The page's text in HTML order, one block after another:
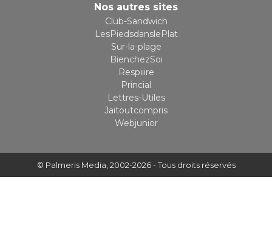
Nos autres sites
Club-Sandwich
LesPiedsdanslePlat
Sur-la-plage
BienchezSoi
Respiiire
Princial
Lettres-Utiles
Jaitoutcompris
Webjunior
© Palmeris Media , 2002-2026 - Tous droits réservés